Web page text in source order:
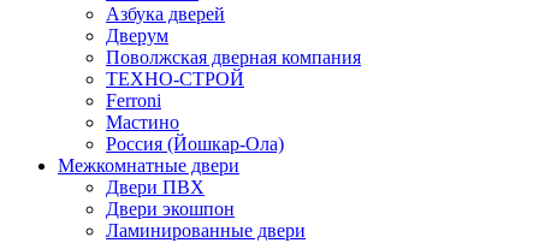
Азбука дверей
Дверум
Поволжская дверная компания
ТЕХНО-СТРОЙ
Ferroni
Мастино
Россия (Йошкар-Ола)
Межкомнатные двери
Двери ПВХ
Двери экошпон
Ламинированные двери